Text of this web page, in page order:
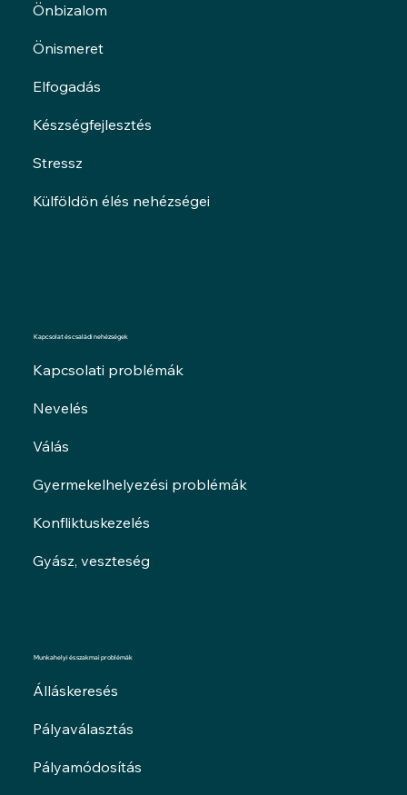
Kapcsolat és családi nehézségek
Kapcsolati problémák
Nevelés
Válás
Gyermekelhelyezési problémák
Konfliktuskezelés
Gyász, veszteség
Önbizalom
Önismeret
Elfogadás
Készségfejlesztés
Stressz
Külföldön élés nehézségei
Munkahelyi és szakmai problémák
Álláskeresés
Pályaválasztás
Pályamódosítás